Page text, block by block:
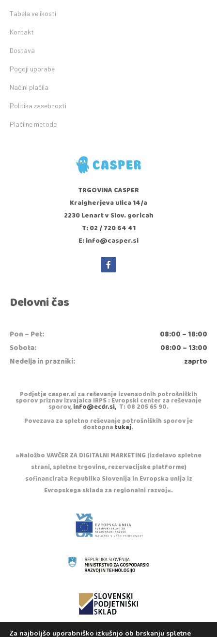
Tabela velikosti
Kontakt
Dostava
Pogoji uporabe
Načini plačila
Politika zasebnosti
Plačilne metode
TRGOVINA CASPER
Kraigherjeva ulica 14/a
2230 Lenart v Slov. goricah
T: 02 / 720 64 41
E: info@casper.si
Delovni čas
Pon – Pet:
08:00 – 18:00
Sobota:
08:00 – 13:00
Nedelja in prazniki:
zaprto
Podjetje casper.si za reševanje izvensodnih potrošniških
sporov priznav izvajalca IRPS : Evropski center za reševanje
sporov,info@ecdr.si, T: 08 205 65 90.
Povezava za spletno reševanje potrošniških sporov je
dostopnatukaj.
»Naložbo VAVČER ZA DIGITALNI MARKETING (izdelavo spletne
strani, spletne trgovine, rezervacijske platforme)
sofinancirata Republika Slovenija in Evropska unija iz
Evropskega sklada za regionalni razvoj«.
Za najboljšo uporabniško izkušnjo ob brskanju spletne